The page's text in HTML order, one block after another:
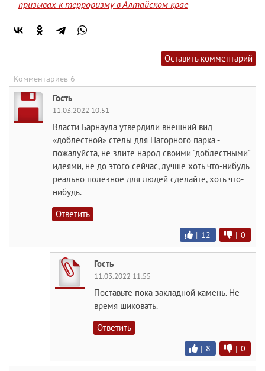
призывах к терроризму в Алтайском крае
Оставить комментарий
Комментариев 6
Гость
11.03.2022 10:51
Власти Барнаула утвердили внешний вид
«доблестной» стелы для Нагорного парка -
пожалуйста, не злите народ своими "доблестными"
идеями, не до этого сейчас, лучше хоть что-нибудь
реально полезное для людей сделайте, хоть что-
нибудь.
Ответить
| 12 | 0
Гость
11.03.2022 11:55
Поставьте пока закладной камень. Не
время шиковать.
Ответить
| 8 | 0